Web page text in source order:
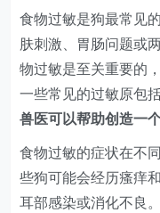
食物过敏是狗最常见
肤刺激、胃肠问题或
物过敏是至关重要的
一些常见的过敏原包
兽医可以帮助创造一
食物过敏的症状在不
些狗可能会经历瘙痒
耳部感染或消化不良